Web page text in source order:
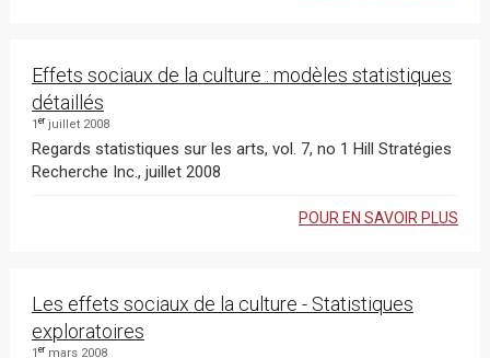
Effets sociaux de la culture : modèles statistiques
détaillés
1 erjuillet 2008
Regards statistiques sur les arts, vol. 7, no 1 Hill Stratégies
Recherche Inc., juillet 2008
POUR EN SAVOIR PLUS
Les effets sociaux de la culture - Statistiques
exploratoires
1 ermars 2008